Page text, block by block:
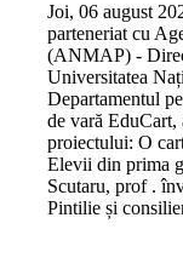
Joi, 06 august
parteneriat cu
(ANMAP) -
Universitatea
Departamentul
de vară
proiectului: O
Elevii din prima
Scutaru, prof .
Pintilie și